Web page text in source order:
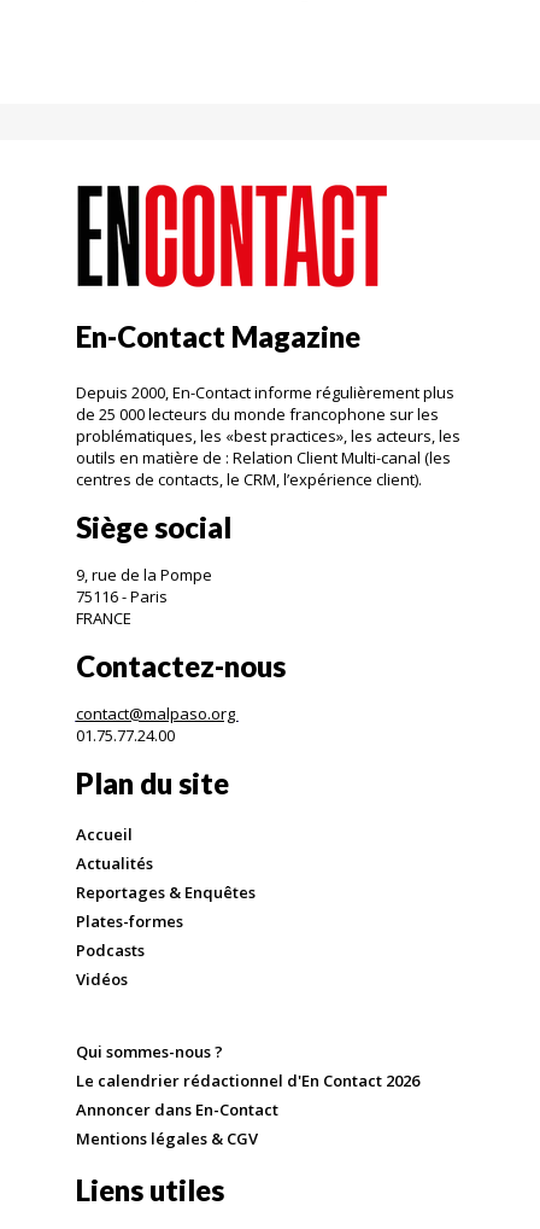
En-Contact Magazine
Depuis 2000, En-Contact informe régulièrement plus
de 25 000 lecteurs du monde francophone sur les
problématiques, les «best practices», les acteurs, les
outils en matière de : Relation Client Multi-canal (les
centres de contacts, le CRM, l’expérience client).
Siège social
9, rue de la Pompe
75116 - Paris
FRANCE
Contactez-nous
contact@malpaso.org
01.75.77.24.00
Plan du site
Accueil
Actualités
Reportages & Enquêtes
Plates-formes
Podcasts
Vidéos
Qui sommes-nous ?
Le calendrier rédactionnel d'En Contact 2026
Annoncer dans En-Contact
Mentions légales & CGV
Liens utiles